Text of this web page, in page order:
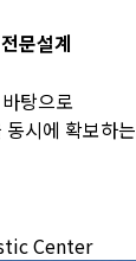
문설계
탕으로
시에 확보하는
Center